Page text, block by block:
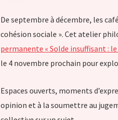
De septembre à décembre, les
cohésion sociale ». Cet atelier
permanente « Solde insuffisant : le
le 4 novembre prochain pour
Espaces ouverts, moments
opinion et à la soumettre au